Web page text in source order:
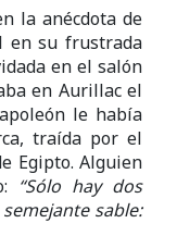
la anécdota de
en su frustrada
en el salón
en Aurillac el
le había
traída por el
Egipto. Alguien
“Sólo hay dos
sable: